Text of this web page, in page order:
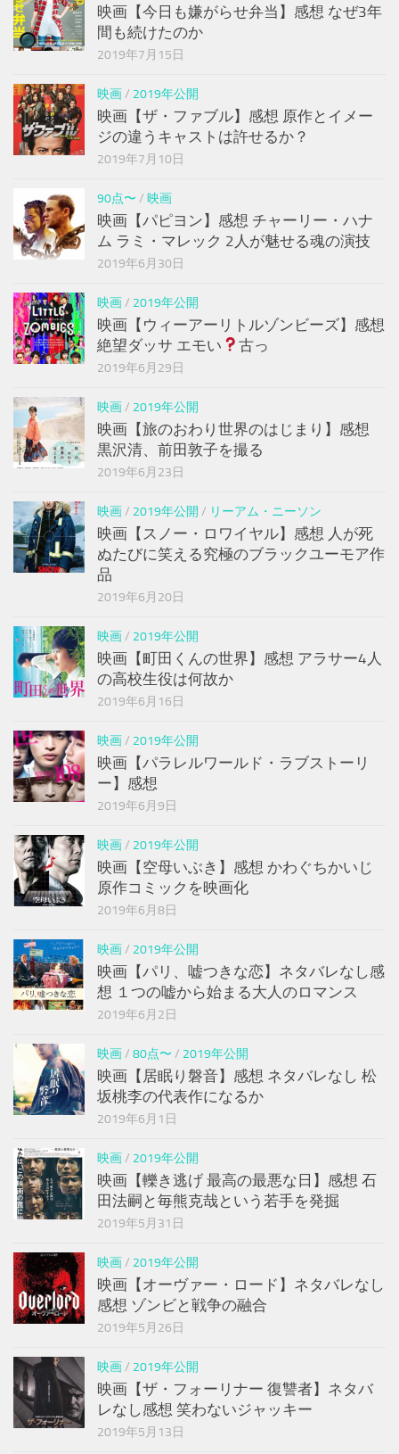
映画【今日も嫌がらせ弁当】感想 なぜ3年
間も続けたのか
2019年7月15日
映画/ 2019年公開
映画【ザ・ファブル】感想 原作とイメー
ジの違うキャストは許せるか？
2019年7月10日
90点〜 / 映画
映画【パピヨン】感想 チャーリー・ハナ
ム ラミ・マレック 2人が魅せる魂の演技
2019年6月30日
映画/ 2019年公開
映画【ウィーアーリトルゾンビーズ】感想
絶望ダッサ エモい
古っ
2019年6月29日
映画/ 2019年公開
映画【旅のおわり世界のはじまり】感想
黒沢清、前田敦子を撮る
2019年6月23日
映画/ 2019年公開 / リーアム・ニーソン
映画【スノー・ロワイヤル】感想 人が死
ぬたびに笑える究極のブラックユーモア作
品
2019年6月20日
映画/ 2019年公開
映画【町田くんの世界】感想 アラサー4人
の高校生役は何故か
2019年6月16日
映画/ 2019年公開
映画【パラレルワールド・ラブストーリ
ー】感想
2019年6月9日
映画/ 2019年公開
映画【空母いぶき】感想 かわぐちかいじ
原作コミックを映画化
2019年6月8日
映画/ 2019年公開
映画【パリ、嘘つきな恋】ネタバレなし感
想 １つの嘘から始まる大人のロマンス
2019年6月2日
映画/ 80点〜 / 2019年公開
映画【居眠り磐音】感想 ネタバレなし 松
坂桃李の代表作になるか
2019年6月1日
映画/ 2019年公開
映画【轢き逃げ 最高の最悪な日】感想 石
田法嗣と毎熊克哉という若手を発掘
2019年5月31日
映画/ 2019年公開
映画【オーヴァー・ロード】ネタバレなし
感想 ゾンビと戦争の融合
2019年5月26日
映画/ 2019年公開
映画【ザ・フォーリナー 復讐者】ネタバ
レなし感想 笑わないジャッキー
2019年5月13日